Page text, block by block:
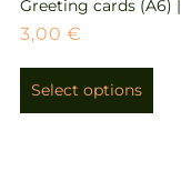
Greeting cards (A6)
3,00€
Select options